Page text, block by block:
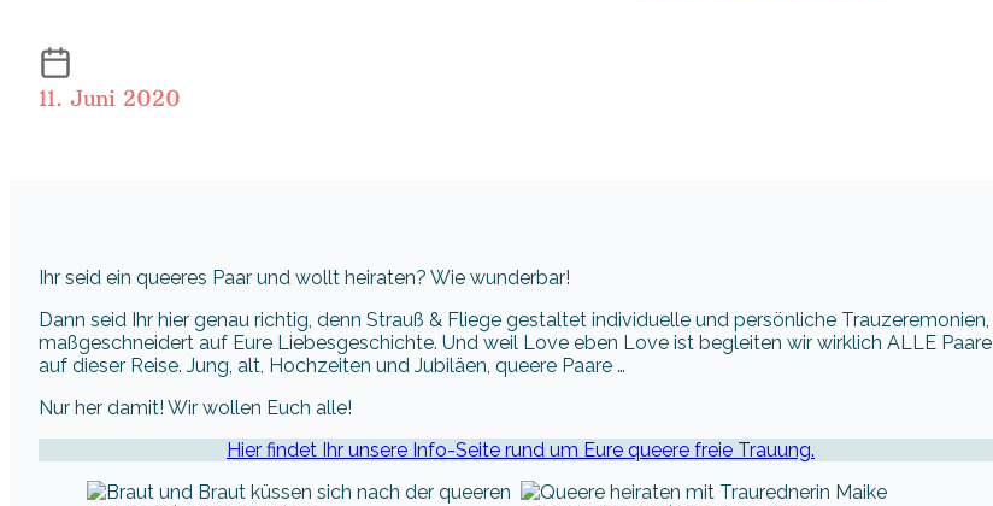
11. Juni 2020
Ihr seid ein queeres Paar und wollt heiraten? Wie wunderbar!
Dann seid Ihr hier genau richtig, denn Strauß & Fliege gestaltet individuelle und persönliche Trauzeremonien,
maßgeschneidert auf Eure Liebesgeschichte. Und weil Love eben Love ist begleiten wir wirklich ALLE Paare
auf dieser Reise. Jung, alt, Hochzeiten und Jubiläen, queere Paare …
Nur her damit! Wir wollen Euch alle!
Hier findet Ihr unsere Info-Seite rund um Eure queere freie Trauung.